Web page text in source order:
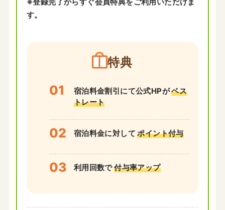
す。
特典
宿泊料金割引にて公式HPがベス
トレート
宿泊料金に対してポイント付与
利用回数で付与率アップ